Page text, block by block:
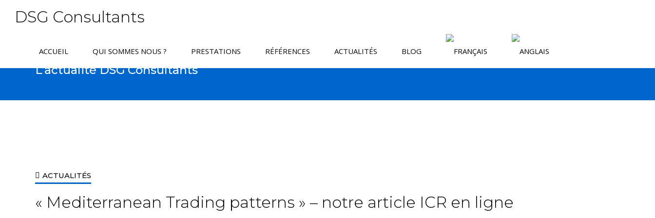
DSG Consultants
ACCUEIL QUI SOMMES NOUS ? PRESTATIONS RÉFÉRENCES ACTUALITÉS BLOG
L’actualité DSG Consultants
ACTUALITÉS
« Mediterranean Trading patterns » – notre article ICR en ligne